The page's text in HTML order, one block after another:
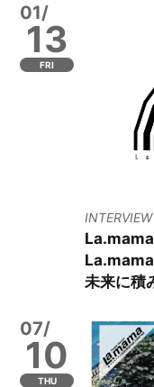
01/
13
FRI
INTERVIEW
La.mama
未来に積
07/
10
THU